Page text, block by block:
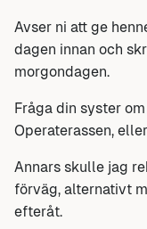
Avser ni att ge
dagen innan och
morgondagen.
Fråga din syster
Operaterassen,
Annars skulle jag
förväg, alternativt
efteråt.